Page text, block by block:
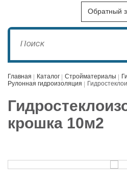
Обратный
Главная Каталог Стройматериалы
Рулонная гидроизоляция
крошка 10м2